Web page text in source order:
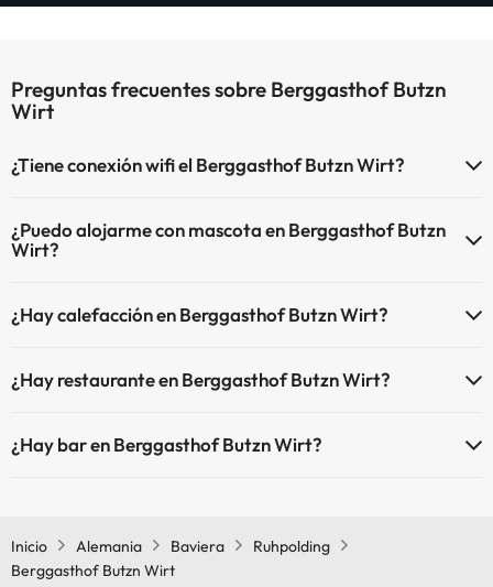
Preguntas frecuentes sobre Berggasthof Butzn
Wirt
¿Tiene conexión wifi el Berggasthof Butzn Wirt?
¿Puedo alojarme con mascota en Berggasthof Butzn
Wirt?
¿Hay calefacción en Berggasthof Butzn Wirt?
¿Hay restaurante en Berggasthof Butzn Wirt?
¿Hay bar en Berggasthof Butzn Wirt?
Inicio Alemania Baviera
Ruhpolding
Berggasthof Butzn Wirt